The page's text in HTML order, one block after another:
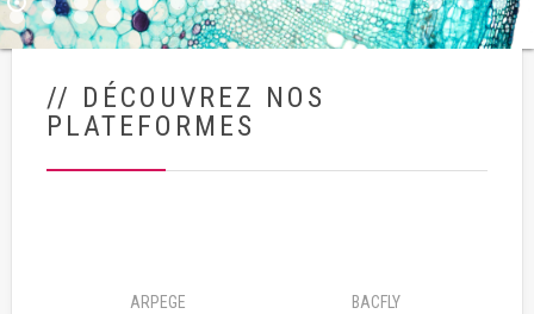
// DÉCOUVREZ NOS
PLATEFORMES
ARPEGE BACFLY